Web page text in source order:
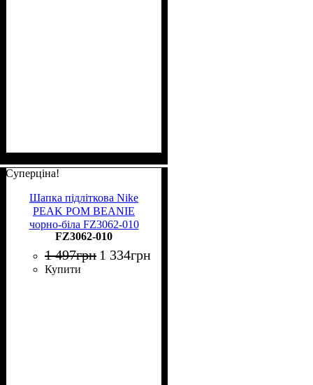
Суперціна!
Шапка підліткова Nike
PEAK POM BEANIE
чорно-біла FZ3062-010
FZ3062-010
1 497грн 1 334грн
Купити